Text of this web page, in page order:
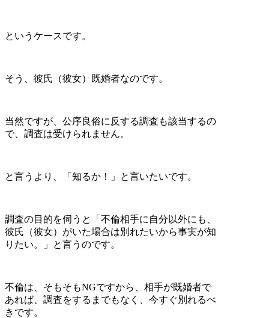
というケースです。
そう、彼氏（彼女）既婚者なのです。
当然ですが、公序良俗に反する調査も該当するの
で、調査は受けられません。
と言うより、「知るか！」と言いたいです。
調査の目的を伺うと「不倫相手に自分以外にも、
彼氏（彼女）がいた場合は別れたいから事実が知
りたい。」と言うのです。
不倫は、そもそもNGですから、相手が既婚者で
あれば、調査をするまでもなく、今すぐ別れるべ
きです。